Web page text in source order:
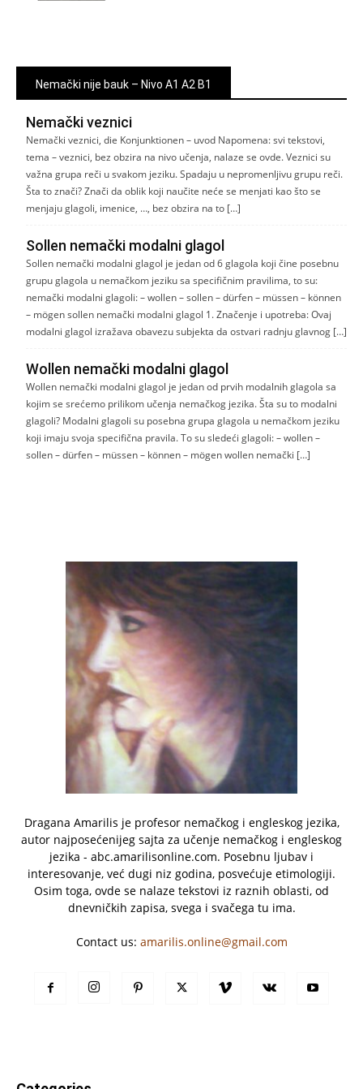
Nemački nije bauk – Nivo A1 A2 B1
Nemački veznici
Nemački veznici, die Konjunktionen – uvod Napomena: svi tekstovi,
tema – veznici, bez obzira na nivo učenja, nalaze se ovde. Veznici su
važna grupa reči u svakom jeziku. Spadaju u nepromenljivu grupu reči.
Šta to znači? Znači da oblik koji naučite neće se menjati kao što se
menjaju glagoli, imenice, …, bez obzira na to […]
Sollen nemački modalni glagol
Sollen nemački modalni glagol je jedan od 6 glagola koji čine posebnu
grupu glagola u nemačkom jeziku sa specifičnim pravilima, to su:
nemački modalni glagoli: – wollen – sollen – dürfen – müssen – können
– mögen sollen nemački modalni glagol 1. Značenje i upotreba: Ovaj
modalni glagol izražava obavezu subjekta da ostvari radnju glavnog […]
Wollen nemački modalni glagol
Wollen nemački modalni glagol je jedan od prvih modalnih glagola sa
kojim se srećemo prilikom učenja nemačkog jezika. Šta su to modalni
glagoli? Modalni glagoli su posebna grupa glagola u nemačkom jeziku
koji imaju svoja specifična pravila. To su sledeći glagoli: – wollen –
sollen – dürfen – müssen – können – mögen wollen nemački […]
Dragana Amarilis je profesor nemačkog i engleskog jezika,
autor najposećenijeg sajta za učenje nemačkog i engleskog
jezika - abc.amarilisonline.com. Posebnu ljubav i
interesovanje, već dugi niz godina, posvećuje etimologiji.
Osim toga, ovde se nalaze tekstovi iz raznih oblasti, od
dnevničkih zapisa, svega i svačega tu ima.
Contact us: amarilis.online@gmail.com